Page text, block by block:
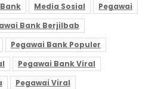
Media Sosial
Pegawai
Bank Berjilbab
Pegawai Bank Populer
Pegawai Bank Viral
Pegawai Viral